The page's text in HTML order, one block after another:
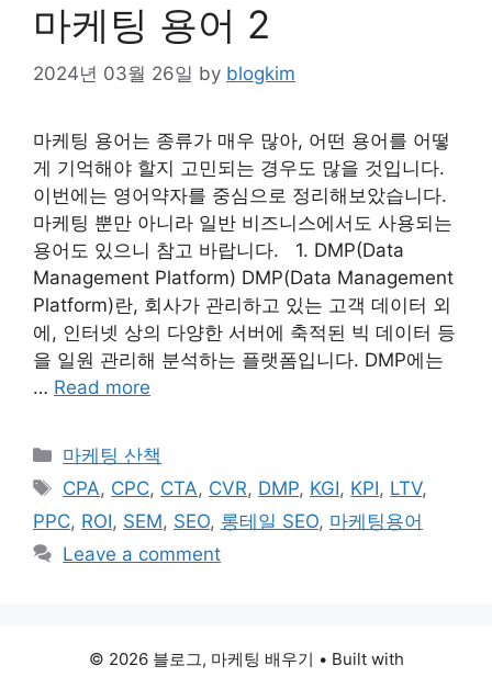
마케팅 용어 2
2024년 03월 26일 by blogkim
마케팅 용어는 종류가 매우 많아, 어떤 용어를 어떻
게 기억해야 할지 고민되는 경우도 많을 것입니다.
이번에는 영어약자를 중심으로 정리해보았습니다.
마케팅 뿐만 아니라 일반 비즈니스에서도 사용되는
용어도 있으니 참고 바랍니다. 1. DMP(Data
Management Platform) DMP(Data Management
Platform)란, 회사가 관리하고 있는 고객 데이터 외
에, 인터넷 상의 다양한 서버에 축적된 빅 데이터 등
을 일원 관리해 분석하는 플랫폼입니다. DMP에는
… Read more
Categories
마케팅 산책
Tags
CPA, CPC, CTA, CVR, DMP, KGI, KPI, LTV,
PPC, ROI, SEM, SEO, 롱테일 SEO, 마케팅용어
Leave a comment
© 2026 블로그, 마케팅 배우기 • Built with